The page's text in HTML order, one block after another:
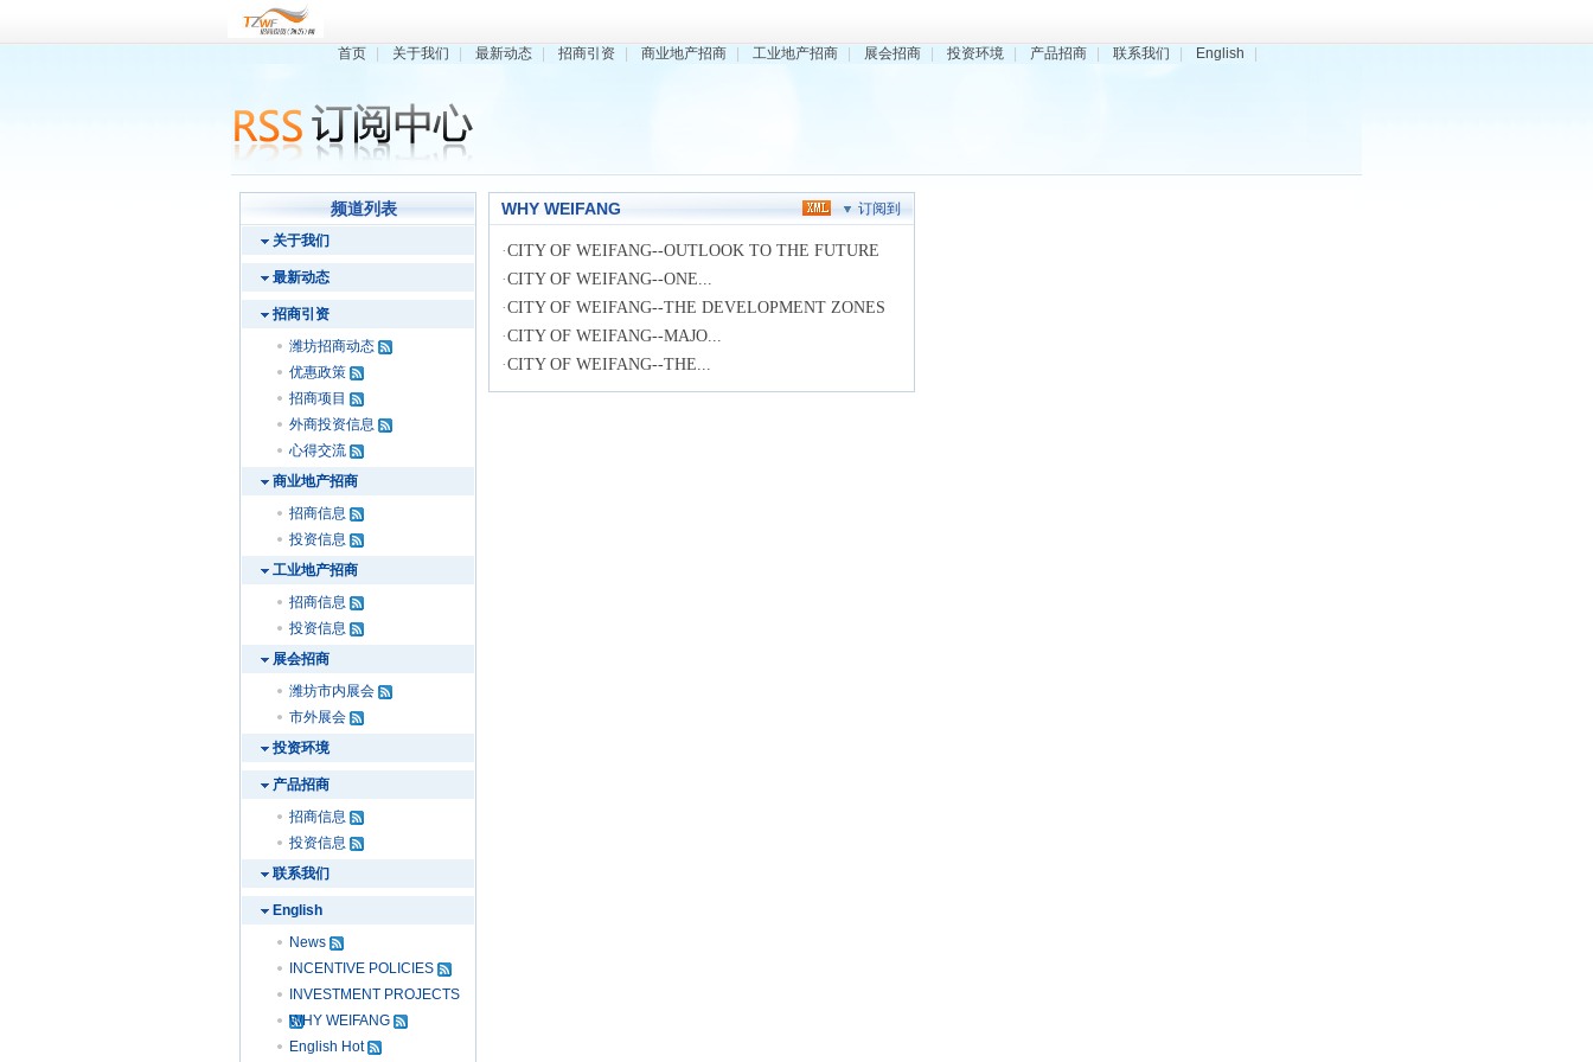
首页 关于我们 最新动态 招商引资 商业地产招商 工业地产招商 展会招商 投资环境 产品招商 联系我们 English
频道列表
关于我们
最新动态
招商引资
潍坊招商动态
优惠政策
招商项目
外商投资信息
心得交流
商业地产招商
招商信息
投资信息
工业地产招商
招商信息
投资信息
展会招商
潍坊市内展会
市外展会
投资环境
产品招商
招商信息
投资信息
联系我们
English
News
INCENTIVE POLICIES
INVESTMENT PROJECTS
WHY WEIFANG
English Hot
订阅到
WHY WEIFANG
·CITY OF WEIFANG--OUTLOOK TO THE FUTURE
·CITY OF WEIFANG--ONE...
·CITY OF WEIFANG--THE DEVELOPMENT ZONES
·CITY OF WEIFANG--MAJO...
·CITY OF WEIFANG--THE...